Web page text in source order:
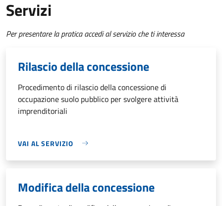
Servizi
Per presentare la pratica accedi al servizio che ti interessa
Rilascio della concessione
Procedimento di rilascio della concessione di
occupazione suolo pubblico per svolgere attività
imprenditoriali
VAI AL SERVIZIO
Modifica della concessione